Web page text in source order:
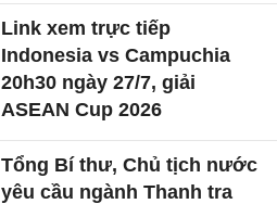
Link xem trực tiếp
Indonesia vs Campuchia
20h30 ngày 27/7, giải
ASEAN Cup 2026
Tổng Bí thư, Chủ tịch nước
yêu cầu ngành Thanh tra